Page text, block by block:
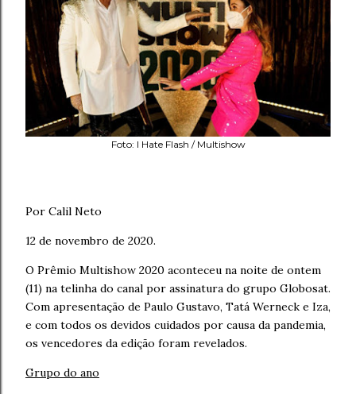
Foto: I Hate Flash / Multishow
Por Calil Neto
12 de novembro de 2020.
O Prêmio Multishow 2020 aconteceu na noite de ontem
(11) na telinha do canal por assinatura do grupo Globosat.
Com apresentação de Paulo Gustavo, Tatá Werneck e Iza,
e com todos os devidos cuidados por causa da pandemia,
os vencedores da edição foram revelados.
Grupo do ano